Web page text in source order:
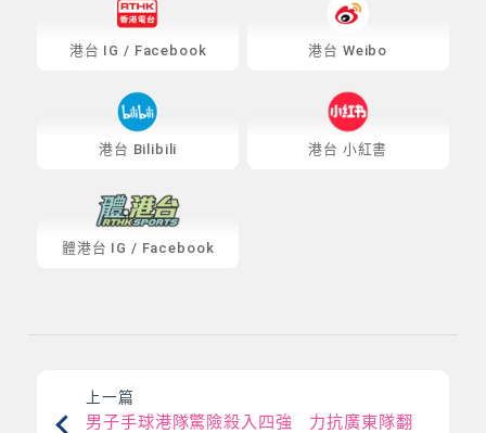
港台 IG / Facebook 港台 Weibo
港台 Bilibili 港台 小紅書
體港台 IG / Facebook
上一篇
男子手球港隊驚險殺入四強 力抗廣東隊翻